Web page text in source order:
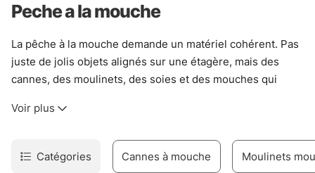
Peche a la mouche
La pêche à la mouche demande un matériel cohérent. Pas
juste de jolis objets alignés sur une étagère, mais des
cannes, des moulinets, des soies et des mouches qui
rassemble un choix sérieux d’équipement pour les
calmement, avec des solutions utiles pour la rivière, les
lacs et les longues journées au bord de l’eau.
Voir plus
Catégories Cannes à mouche Moulinets